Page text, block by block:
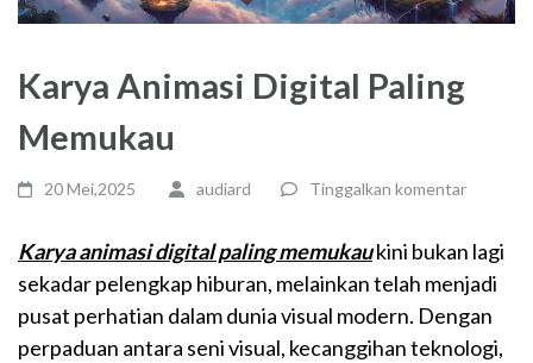
Karya Animasi Digital Paling
Memukau
20 Mei,2025 audiard Tinggalkan komentar
Karya animasi digital paling memukaukini bukan lagi
sekadar pelengkap hiburan, melainkan telah menjadi
pusat perhatian dalam dunia visual modern. Dengan
perpaduan antara seni visual, kecanggihan teknologi,